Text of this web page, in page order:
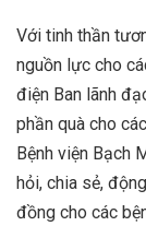
Với tinh thần
nguồn lực cho
điện Ban lãnh
phần quà cho
Bệnh viện Bạch
hỏi, chia sẻ,
đồng cho các